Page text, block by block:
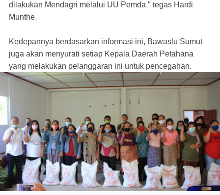
dilakukan Mendagri melalui UU Pemda," tegas Hardi
Munthe.
Kedepannya berdasarkan informasi ini, Bawaslu Sumut
juga akan menyurati setiap Kepala Daerah Petahana
yang melakukan pelanggaran ini untuk pencegahan.